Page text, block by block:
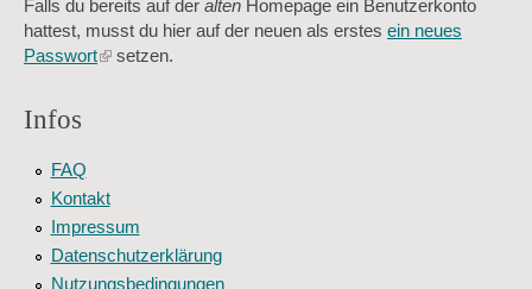
Falls du bereits auf der alten Homepage ein Benutzerkonto
hattest, musst du hier auf der neuen als erstes ein neues
Passwort(linksetzen.
Infos
FAQ
Kontakt
Impressum
Datenschutzerklärung
Nutzungsbedingungen